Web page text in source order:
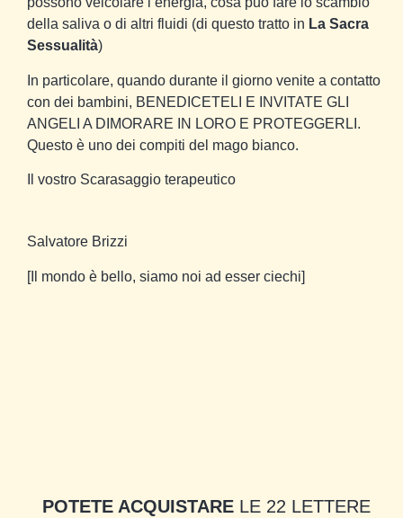
della saliva o di altri fluidi (di questo tratto in La Sacra
Sessualità)
In particolare, quando durante il giorno venite a contatto
con dei bambini, BENEDICETELI E INVITATE GLI
ANGELI A DIMORARE IN LORO E PROTEGGERLI.
Questo è uno dei compiti del mago bianco.
Il vostro Scarasaggio terapeutico
Salvatore Brizzi
[Il mondo è bello, siamo noi ad esser ciechi]
POTETE ACQUISTARELE 22 LETTERE